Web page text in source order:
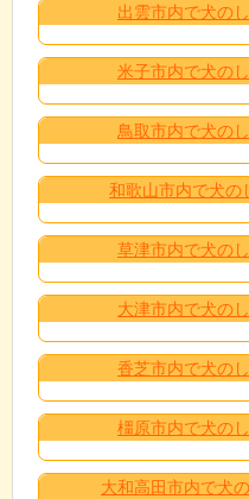
出雲市内で犬の
米子市内で犬の
鳥取市内で犬の
和歌山市内で犬の
草津市内で犬の
大津市内で犬の
香芝市内で犬の
橿原市内で犬の
大和高田市内で犬